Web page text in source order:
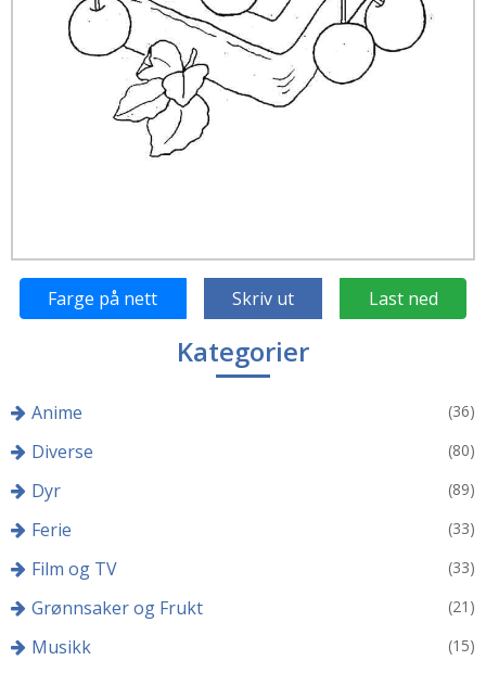
Farge på nett Skriv ut Last ned
Kategorier
Anime (36)
Diverse (80)
Dyr (89)
Ferie (33)
Film og TV (33)
Grønnsaker og Frukt (21)
Musikk (15)